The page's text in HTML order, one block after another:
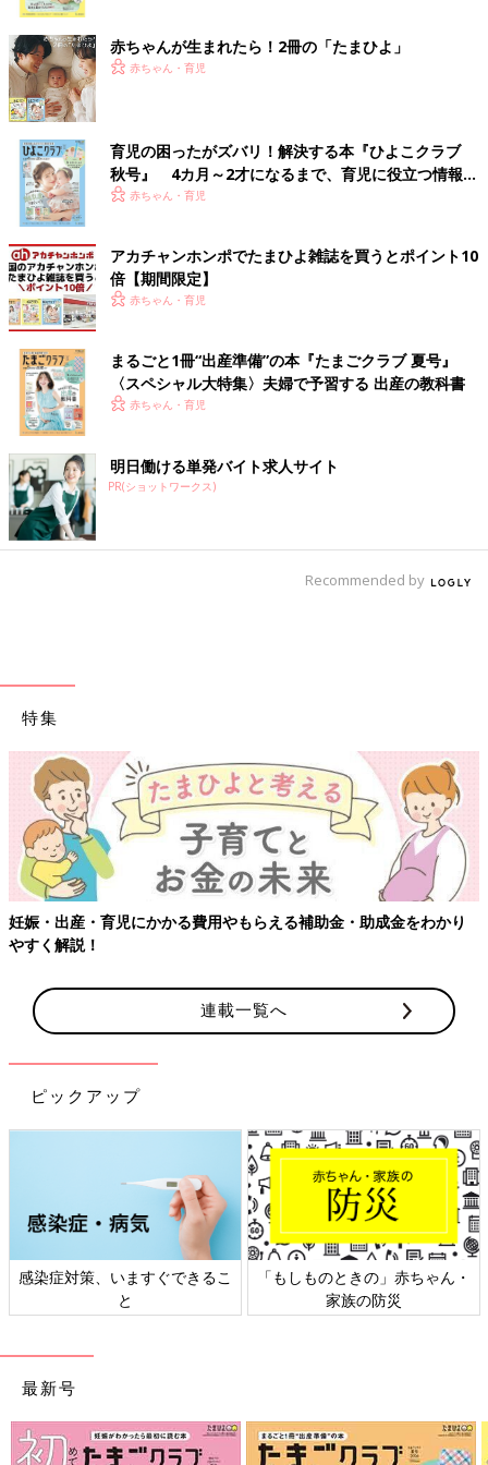
赤ちゃんが生まれたら！2冊の「たまひよ」
赤ちゃん・育児
育児の困ったがズバリ！解決する本『ひよこクラブ
秋号』 4カ月～2才になるまで、育児に役立つ情報が
いっぱい！
赤ちゃん・育児
アカチャンホンポでたまひよ雑誌を買うとポイント10
倍【期間限定】
赤ちゃん・育児
まるごと1冊“出産準備”の本『たまごクラブ 夏号』
〈スペシャル大特集〉夫婦で予習する 出産の教科書
赤ちゃん・育児
明日働ける単発バイト求人サイト
PR(ショットワークス)
Recommended by
特集
妊娠・出産・育児にかかる費用やもらえる補助金・助成金をわかり
やすく解説！
連載一覧へ
ピックアップ
感染症対策、いますぐできるこ
と
「もしものときの」赤ちゃん・
家族の防災
最新号